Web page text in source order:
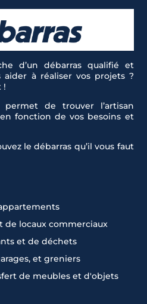
d’un débarras qualifié et
aider à réaliser vos projets ?
!
de trouver l’artisan
fonction de vos besoins et
le débarras qu’il vous faut
de locaux commerciaux
et de déchets
et greniers
de meubles et d'objets